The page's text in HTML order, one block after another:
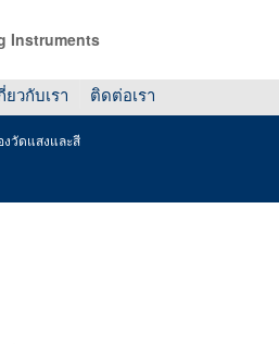
Instruments
ยวกับเรา ติดต่อเรา
วัดแสงและสี